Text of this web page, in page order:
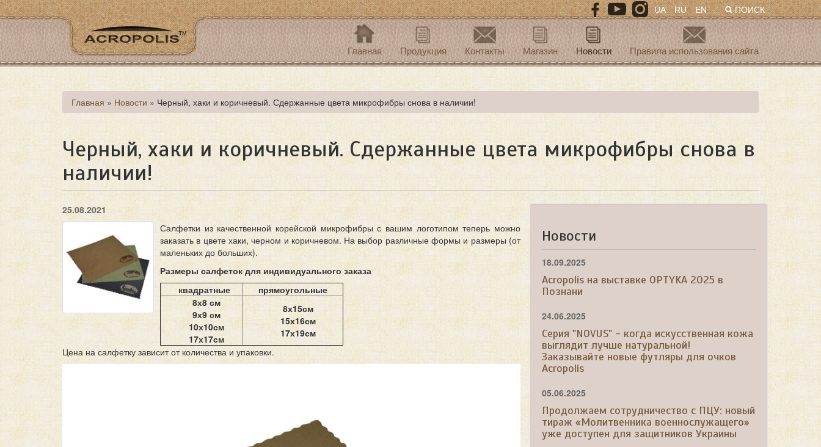
Перейти
к
основному
содержанию
ПОИСК
UA RU EN
Главная Продукция Контакты Магазин Новости Правила использования сайта
Вы
здесь
Главная » Новости » Черный, хаки и коричневый. Сдержанные цвета микрофибры снова в наличии!
Черный, хаки и коричневый. Сдержанные цвета микрофибры снова в
наличии!
25.08.2021
Салфетки из качественной корейской микрофибры с вашим логотипом теперь можно
заказать в цвете хаки, черном и коричневом. На выбор различные формы и размеры (от
маленьких до больших).
Размеры салфеток для индивидуального заказа
квадратные
прямоугольные
8х8 см
9х9 см
10х10см
17х17см
8х15см
15х16см
17х19см
Цена на салфетку зависит от количества и упаковки.
Новости
18.09.2025
Acropolis на выставке OPTYKA 2025 в
Познани
24.06.2025
Серия "NOVUS" - когда искусственная кожа
выглядит лучше натуральной!
Заказывайте новые футляры для очков
Acropolis
05.06.2025
Продолжаем сотрудничество с ПЦУ: новый
тираж «Молитвенника военнослужащего»
уже доступен для защитников Украины